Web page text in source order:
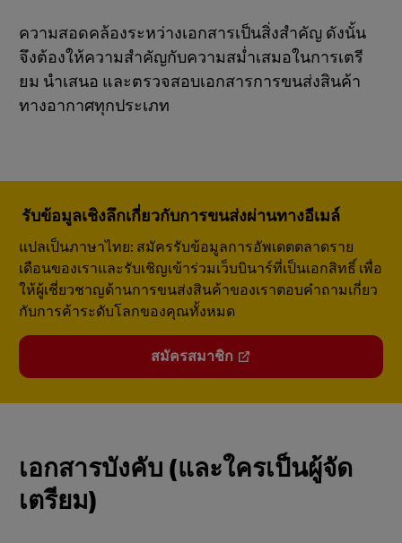
ความสอดคล้องระหว่างเอกสารเป็นสิ่งสำคัญ ดังนั้น
จึงต้องให้ความสำคัญกับความสม่ำเสมอในการเตรี
ยม นำเสนอ และตรวจสอบเอกสารการขนส่งสินค้า
ทางอากาศทุกประเภท
รับข้อมูลเชิงลึกเกี่ยวกับการขนส่งผ่านทางอีเมล์
แปลเป็นภาษาไทย: สมัครรับข้อมูลการอัพเดตตลาดราย
เดือนของเราและรับเชิญเข้าร่วมเว็บบินาร์ที่เป็นเอกสิทธิ์ เพื่อ
ให้ผู้เชี่ยวชาญด้านการขนส่งสินค้าของเราตอบคำถามเกี่ยว
กับการค้าระดับโลกของคุณทั้งหมด
สมัครสมาชิก
เอกสารบังคับ (และใครเป็นผู้จัด
เตรียม)